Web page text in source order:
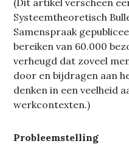
Systeemtheoretisch
Samenspraak
bereiken van 60.000
verheugd dat zoveel
door en bijdragen aan
denken in een veelheid
werkcontexten.)
Probleemstelling